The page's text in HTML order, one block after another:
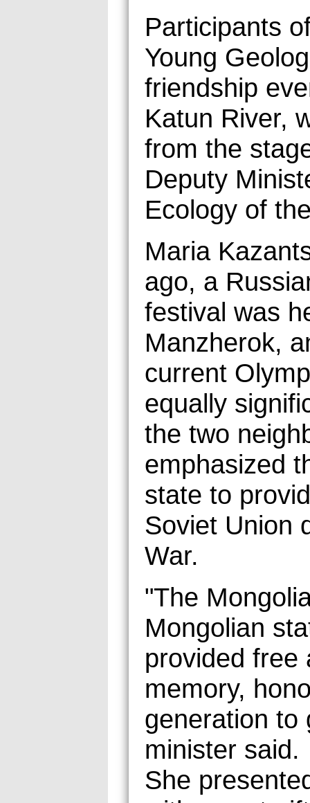
Participants
Young
friendship
Katun River,
from the
Deputy
Ecology of
Maria
ago, a
festival was
Manzherok,
current
equally
the two
emphasized
state to
Soviet Union
War.
"The
Mongolian
provided free
memory,
generation to
minister said.
She